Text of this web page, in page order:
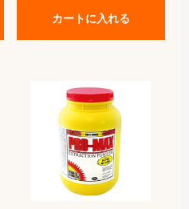
カートに入れる